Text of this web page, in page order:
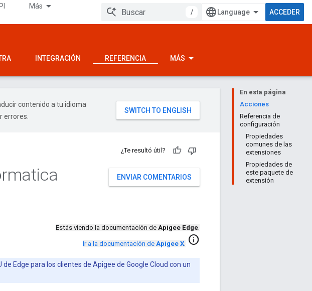
Más
/ ACCEDER
INTEGRACIÓN REFERENCIA MÁS
En esta página
Acciones
Referencia de
configuración
Propiedades
comunes de las
extensiones
Propiedades de
este paquete de
extensión
contenido a tu idioma
errores.
¿Te resultó útil?
ENVIAR COMENTARIOS
Estás viendo la documentación de Apigee Edge.
Ir a la documentación de Apigee X. info
Edge para los clientes de Apigee de Google Cloud con un